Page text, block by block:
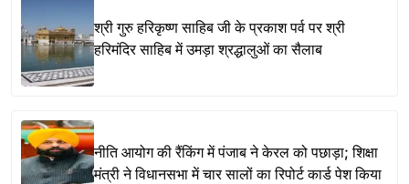
श्री गुरु हरिकृष्ण साहिब जी के प्रकाश पर्व पर श्री
हरिमंदिर साहिब में उमड़ा श्रद्धालुओं का सैलाब
नीति आयोग की रैंकिंग में पंजाब ने केरल को पछाड़ा; शिक्षा
मंत्री ने विधानसभा में चार सालों का रिपोर्ट कार्ड पेश किया